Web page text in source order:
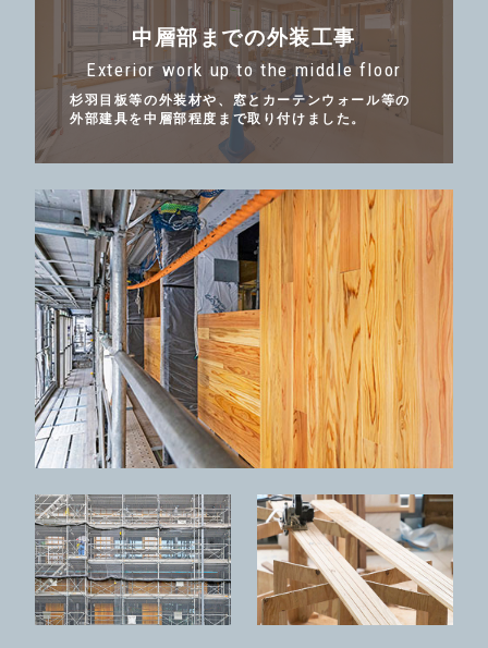
中層部までの外装工事
Exterior work up to the middle floor
杉羽目板等の外装材や、窓とカーテンウォール等の
外部建具を中層部程度まで取り付けました。